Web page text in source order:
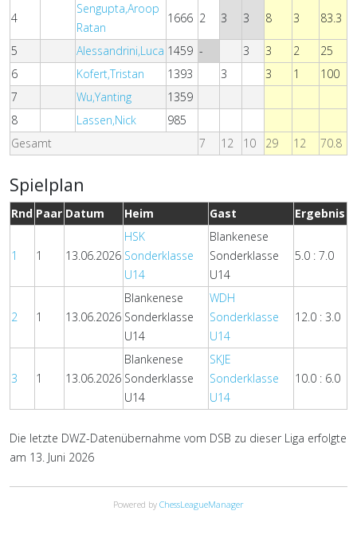
4
Sengupta,Aroop
Ratan
1666 2 3 3 8 3 83.3
5 Alessandrini,Luca 1459 - 3 3 2
25
6
Kofert,Tristan 1393 3 3 1
100
7
Wu,Yanting
1359
8
Lassen,Nick
985
Gesamt
7 12 10 29 12 70.8
Spielplan
Rnd Paar Datum Heim Gast Ergebnis
1 1 13.06.2026
HSK
Sonderklasse
U14
Blankenese
Sonderklasse
U14
5.0 : 7.0
2 1 13.06.2026
Blankenese
Sonderklasse
U14
WDH
Sonderklasse
U14
12.0 : 3.0
3 1 13.06.2026
Blankenese
Sonderklasse
U14
SKJE
Sonderklasse
U14
10.0 : 6.0
Die letzte DWZ-Datenübernahme vom DSB zu dieser Liga erfolgte
am 13. Juni 2026
Powered by ChessLeagueManager